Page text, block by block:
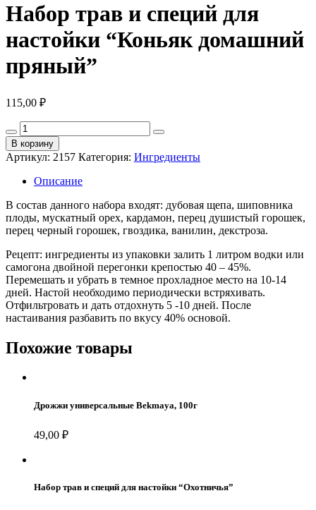
Набор трав и специй для
настойки “Коньяк домашний
пряный”
115,00 ₽
Количество
товара
Набор
трав
и
специй
для
настойки
"Коньяк
пряный"
В корзину
Артикул: 2157 Категория: Ингредиенты
Описание
В состав данного набора входят: дубовая щепа, шиповника
плоды, мускатный орех, кардамон, перец душистый горошек,
перец черный горошек, гвоздика, ванилин, декстроза.
Рецепт: ингредиенты из упаковки залить 1 литром водки или
самогона двойной перегонки крепостью 40 – 45%.
Перемешать и убрать в темное прохладное место на 10-14
дней. Настой необходимо периодически встряхивать.
Отфильтровать и дать отдохнуть 5 -10 дней. После
настаивания разбавить по вкусу 40% основой.
Похожие товары
Дрожжи универсальные Bekmaya, 100г
49,00 ₽
Набор трав и специй для настойки “Охотничья”